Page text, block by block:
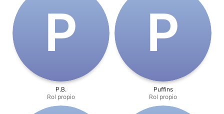
P
P.B.
Rol propio
P
Puffins
Rol propio